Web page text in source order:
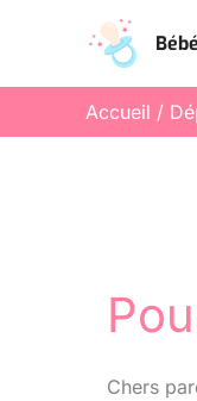
contenu
Accueil
Chers